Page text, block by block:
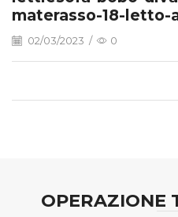
materasso-18-letto-
02/03/2023 / 0
OPERAZIONE